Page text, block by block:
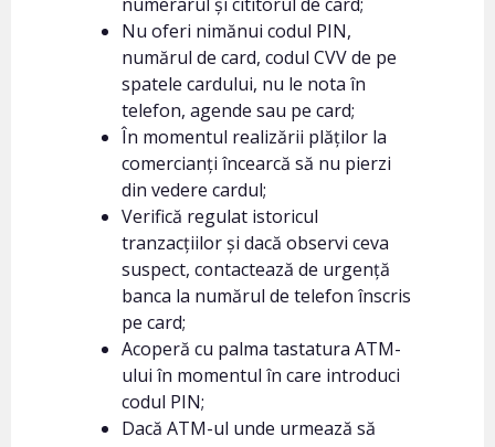
Nu oferi nimănui codul PIN,
numărul de card, codul CVV de pe
spatele cardului, nu le nota în
telefon, agende sau pe card;
În momentul realizării plăților la
comercianți încearcă să nu pierzi
din vedere cardul;
Verifică regulat istoricul
tranzacțiilor și dacă observi ceva
suspect, contactează de urgență
banca la numărul de telefon înscris
pe card;
Acoperă cu palma tastatura ATM-
ului în momentul în care introduci
codul PIN;
Dacă ATM-ul unde urmează să